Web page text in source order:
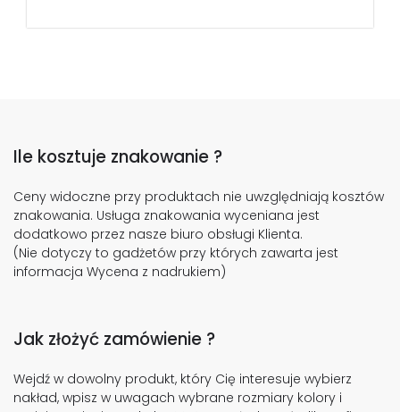
Ile kosztuje znakowanie ?
Ceny widoczne przy produktach nie uwzględniają kosztów
znakowania. Usługa znakowania wyceniana jest
dodatkowo przez nasze biuro obsługi Klienta.
(Nie dotyczy to gadżetów przy których zawarta jest
informacja Wycena z nadrukiem)
Jak złożyć zamówienie ?
Wejdź w dowolny produkt, który Cię interesuje wybierz
nakład, wpisz w uwagach wybrane rozmiary kolory i